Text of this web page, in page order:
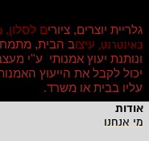
גלריית יוצרים, ציורים לסלון,
באינטרנט, עיצוב הבית,
ונותנת יעוץ אמנותי ע''י
יכול לקבל את הייעוץ
עליו בבית או משרד.
אודות
מי אנחנו